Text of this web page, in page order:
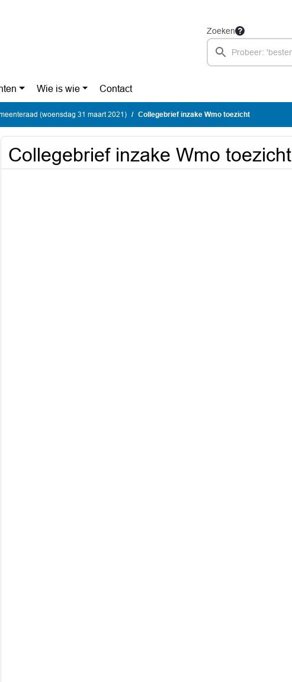
Zoeken
Wie is wie Contact
(woensdag 31 maart 2021) Collegebrief inzake Wmo toezicht
Collegebrief inzake Wmo toezicht